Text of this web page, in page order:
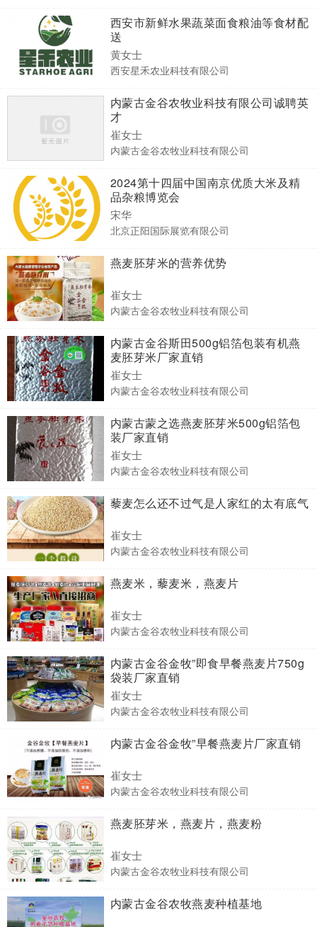
西安市新鲜水果蔬菜面食粮油等食材配
送
黄女士
西安星禾农业科技有限公司
内蒙古金谷农牧业科技有限公司诚聘英
才
崔女士
内蒙古金谷农牧业科技有限公司
2024第十四届中国南京优质大米及精
品杂粮博览会
宋华
北京正阳国际展览有限公司
燕麦胚芽米的营养优势
崔女士
内蒙古金谷农牧业科技有限公司
内蒙古金谷斯田500g铝箔包装有机燕
麦胚芽米厂家直销
崔女士
内蒙古金谷农牧业科技有限公司
内蒙古蒙之选燕麦胚芽米500g铝箔包
装厂家直销
崔女士
内蒙古金谷农牧业科技有限公司
藜麦怎么还不过气是人家红的太有底气
崔女士
内蒙古金谷农牧业科技有限公司
燕麦米，藜麦米，燕麦片
崔女士
内蒙古金谷农牧业科技有限公司
内蒙古金谷金牧”即食早餐燕麦片750g
袋装厂家直销
崔女士
内蒙古金谷农牧业科技有限公司
内蒙古金谷金牧”早餐燕麦片厂家直销
崔女士
内蒙古金谷农牧业科技有限公司
燕麦胚芽米，燕麦片，燕麦粉
崔女士
内蒙古金谷农牧业科技有限公司
内蒙古金谷农牧燕麦种植基地